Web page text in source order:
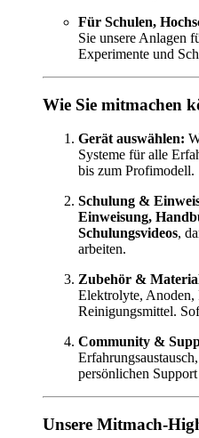
Für Schulen,
Sie unsere Anlagen
Experimente und
Wie Sie mitmachen
Gerät auswählen:
Systeme für alle
bis zum Profimodell.
Schulung &
Einweisung,
Schulungsvideos,
arbeiten.
Zubehör &
Elektrolyte, Anoden,
Reinigungsmittel.
Community &
persönlichen
Unsere Mitmach-